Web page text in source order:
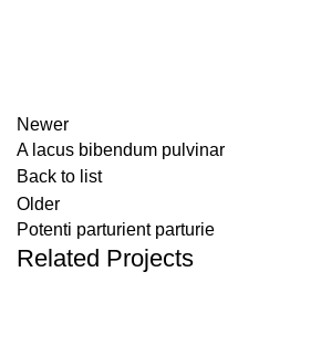
Newer
A lacus bibendum pulvinar
Back to list
Older
Potenti parturient parturie
Related Projects